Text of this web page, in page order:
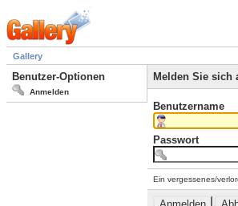
Gallery
Benutzer-Optionen
Anmelden
Melden Sie sich
Benutzername
Passwort
Ein vergessenes/